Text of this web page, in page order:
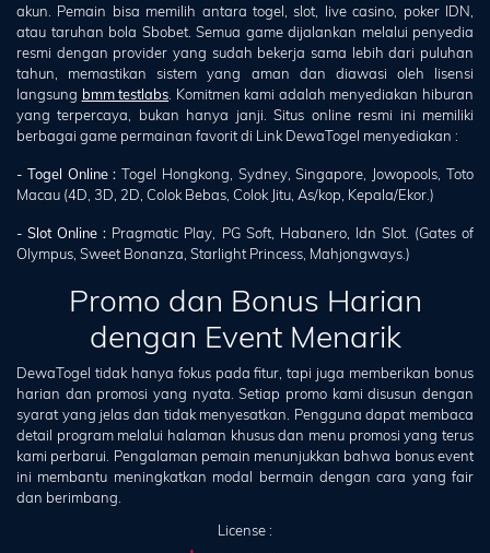
akun. Pemain bisa memilih antara togel, slot, live casino, poker IDN,
atau taruhan bola Sbobet. Semua game dijalankan melalui penyedia
resmi dengan provider yang sudah bekerja sama lebih dari puluhan
tahun, memastikan sistem yang aman dan diawasi oleh lisensi
langsung bmm testlabs . Komitmen kami adalah menyediakan hiburan
yang terpercaya, bukan hanya janji. Situs online resmi ini memiliki
berbagai game permainan favorit di Link DewaTogel menyediakan :
- Togel Online : Togel Hongkong, Sydney, Singapore, Jowopools, Toto
Macau (4D, 3D, 2D, Colok Bebas, Colok Jitu, As/kop, Kepala/Ekor.)
- Slot Online : Pragmatic Play, PG Soft, Habanero, Idn Slot. (Gates of
Olympus, Sweet Bonanza, Starlight Princess, Mahjongways.)
Promo dan Bonus Harian
dengan Event Menarik
DewaTogel tidak hanya fokus pada fitur, tapi juga memberikan bonus
harian dan promosi yang nyata. Setiap promo kami disusun dengan
syarat yang jelas dan tidak menyesatkan. Pengguna dapat membaca
detail program melalui halaman khusus dan menu promosi yang terus
kami perbarui. Pengalaman pemain menunjukkan bahwa bonus event
ini membantu meningkatkan modal bermain dengan cara yang fair
dan berimbang.
License :